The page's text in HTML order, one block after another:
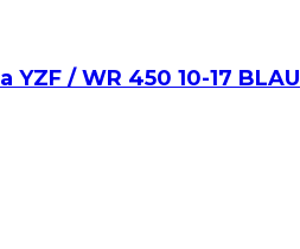
/ WR 450 10-17 BLAU